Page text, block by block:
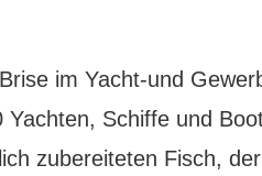
im Yacht-und
Yachten, Schiffe und
zubereiteten Fisch,